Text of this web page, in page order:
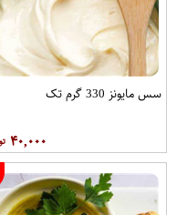
سس مایونز 330 گرم تک
۴۰,۰۰۰